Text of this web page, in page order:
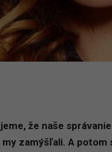
že naše
zamýšľali. A